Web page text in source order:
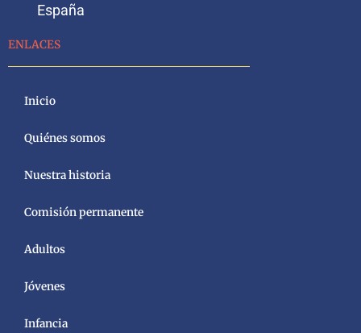
España
ENLACES
Inicio
Quiénes somos
Nuestra historia
Comisión permanente
Adultos
Jóvenes
Infancia